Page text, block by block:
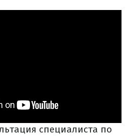
специалиста по